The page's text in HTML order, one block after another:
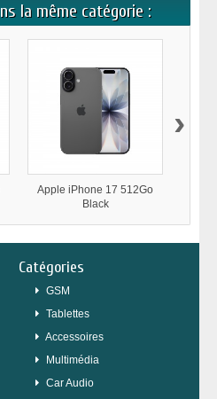
la même catégorie :
Apple iPhone 17 512Go
Black
›
Catégories
GSM
Tablettes
Accessoires
Multimédia
Car Audio